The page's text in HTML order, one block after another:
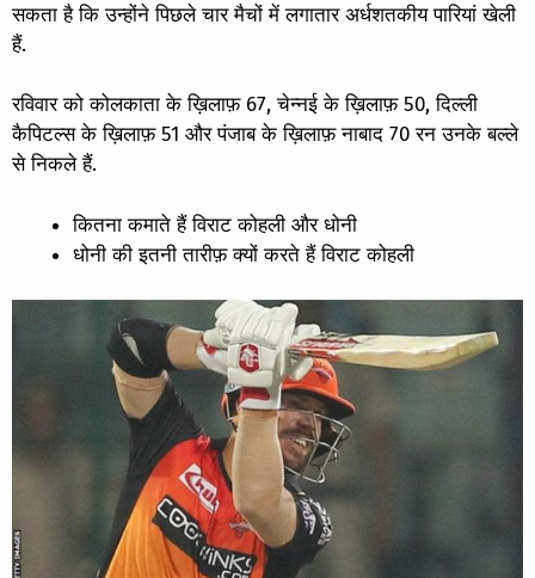
सकता है कि उन्होंने पिछले चार मैचों में लगातार अर्धशतकीय पारियां खेली
हैं.
रविवार को कोलकाता के ख़िलाफ़ 67, चेन्नई के ख़िलाफ़ 50, दिल्ली
कैपिटल्स के ख़िलाफ़ 51 और पंजाब के ख़िलाफ़ नाबाद 70 रन उनके बल्ले
से निकले हैं.
कितना कमाते हैं विराट कोहली और धोनी
धोनी की इतनी तारीफ़ क्यों करते हैं विराट कोहली